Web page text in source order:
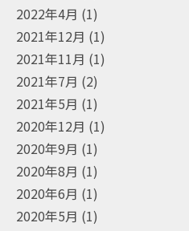
2022年4月 (1)
2021年12月 (1)
2021年11月 (1)
2021年7月 (2)
2021年5月 (1)
2020年12月 (1)
2020年9月 (1)
2020年8月 (1)
2020年6月 (1)
2020年5月 (1)